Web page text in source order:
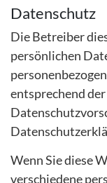
Datenschutz
Die Betreiber
persönlichen
entsprechend
Wenn Sie diese
verschiedene